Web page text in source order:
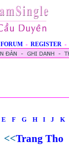
FORUM - REGISTER -
E F G H I J K
<<Trang Tho